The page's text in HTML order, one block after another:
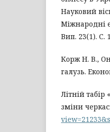
Науковий
Міжнародні
Вип. 23(1). С.
Корж Н. В.,
галузь.
Літній
зміни